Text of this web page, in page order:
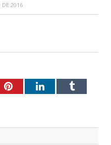
DE 2016
PinterestLinkedInTumblr